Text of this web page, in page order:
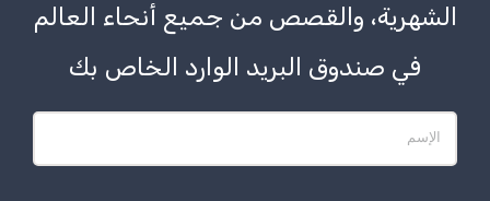
الشهرية، والقصص من جميع أنحاء العالم
في صندوق البريد الوارد الخاص بك